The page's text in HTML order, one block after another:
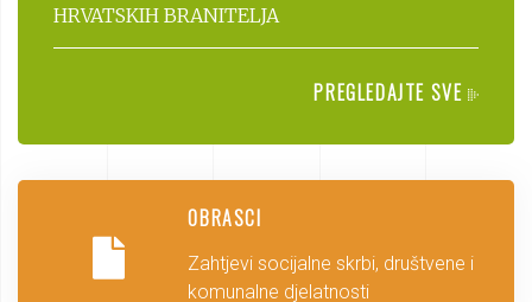
HRVATSKIH BRANITELJA
PREGLEDAJTE SVE
OBRASCI
Zahtjevi socijalne skrbi, društvene i
komunalne djelatnosti